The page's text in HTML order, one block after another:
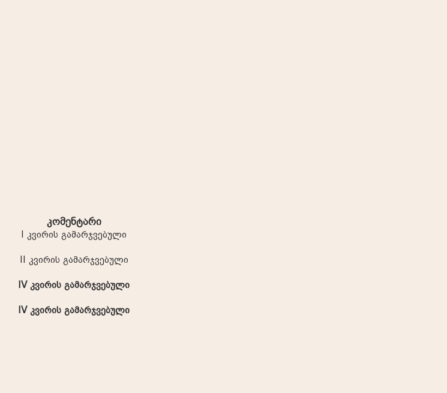
კომენტარი
I კვირის გამარჯვებული
II კვირის გამარჯვებული
IV კვირის გამარჯვებული
IV კვირის გამარჯვებული